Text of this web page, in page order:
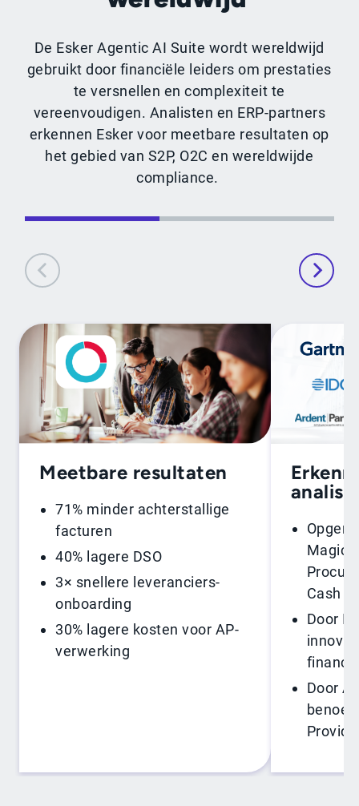
De Esker Agentic AI Suite wordt wereldwijd
gebruikt door financiële leiders om prestaties
te versnellen en complexiteit te
vereenvoudigen. Analisten en ERP-partners
erkennen Esker voor meetbare resultaten op
het gebied van S2P, O2C en wereldwijde
compliance.
Meetbare resultaten
71% minder achterstallige
facturen
40% lagere DSO
3× snellere leveranciers-
onboarding
30% lagere kosten voor AP-
verwerking
Magic
Cash
Door
Door